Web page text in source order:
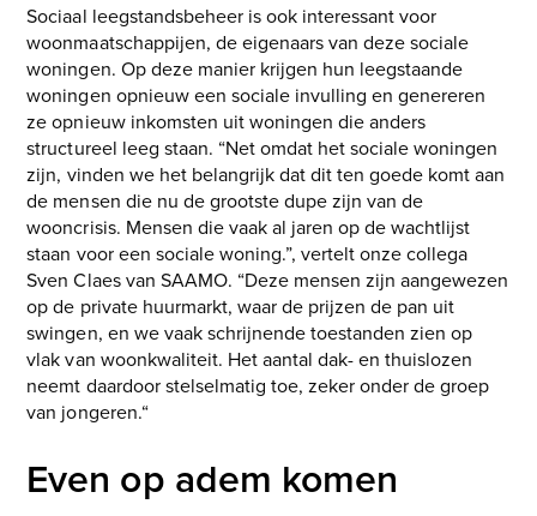
Sociaal leegstandsbeheer is ook interessant voor
woonmaatschappijen, de eigenaars van deze sociale
woningen. Op deze manier krijgen hun leegstaande
woningen opnieuw een sociale invulling en genereren
ze opnieuw inkomsten uit woningen die anders
structureel leeg staan. “Net omdat het sociale woningen
zijn, vinden we het belangrijk dat dit ten goede komt aan
de mensen die nu de grootste dupe zijn van de
wooncrisis. Mensen die vaak al jaren op de wachtlijst
staan voor een sociale woning.”, vertelt onze collega
Sven Claes van SAAMO. “Deze mensen zijn aangewezen
op de private huurmarkt, waar de prijzen de pan uit
swingen, en we vaak schrijnende toestanden zien op
vlak van woonkwaliteit. Het aantal dak- en thuislozen
neemt daardoor stelselmatig toe, zeker onder de groep
van jongeren.“
Even op adem komen